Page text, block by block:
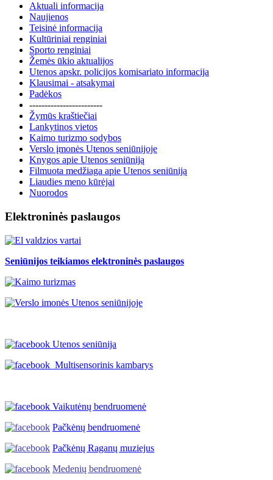
Aktuali informacija
Naujienos
Teisinė informacija
Kultūriniai renginiai
Sporto renginiai
Žemės ūkio aktualijos
Utenos apskr. policijos komisariato informacija
Klausimai - atsakymai
Padėkos
------------------------
Žymūs kraštiečiai
Lankytinos vietos
Kaimo turizmo sodybos
Verslo įmonės Utenos seniūnijoje
Knygos apie Utenos seniūniją
Filmuota medžiaga apie Utenos seniūniją
Liaudies meno kūrėjai
Nuorodos
Elektroninės paslaugos
Seniūnijos teikiamos elektroninės paslaugos
Utenos seniūnija
Multisensorinis kambarys
Vaikutėnų bendruomenė
Pačkėnų bendruomenė
Pačkėnų Raganų muziejus
Medenių bendruomenė